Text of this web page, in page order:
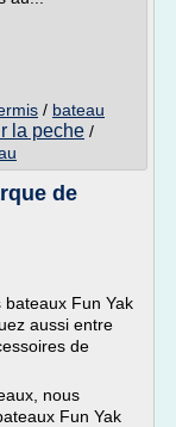
/ bateau
la peche /
de
Fun Yak
aussi entre
de
nous
Fun Yak